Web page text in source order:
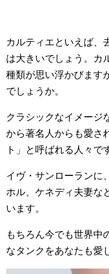
カルティエといえば、
は大きいでしょう。カ
種類が思い浮かびます
でしょうか。
クラシックなイメージ
から著名人からも愛さ
ト」と呼ばれる人々で
イヴ・サンローランに
ホル、ケネディ夫妻な
います。
もちろん今でも世界中
なタンクをあなたも愛